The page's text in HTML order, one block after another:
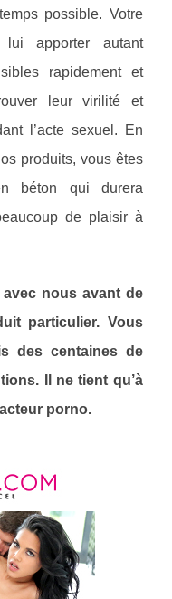
possible. Votre
lui apporter autant
rapidement et
leur virilité et
l’acte sexuel. En
produits, vous êtes
béton qui durera
de plaisir à
avec nous avant de
particulier. Vous
des centaines de
Il ne tient qu’à
porno.